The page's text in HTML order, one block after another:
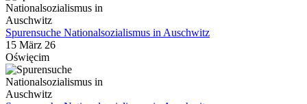
Spurensuche Nationalsozialismus in Auschwitz
15 März 26
Oświęcim